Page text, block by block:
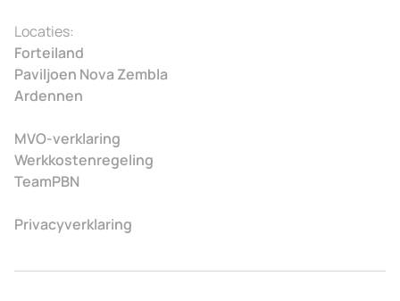
Locaties:
Forteiland
Paviljoen Nova Zembla
Ardennen
MVO-verklaring
Werkkostenregeling
TeamPBN
Privacyverklaring